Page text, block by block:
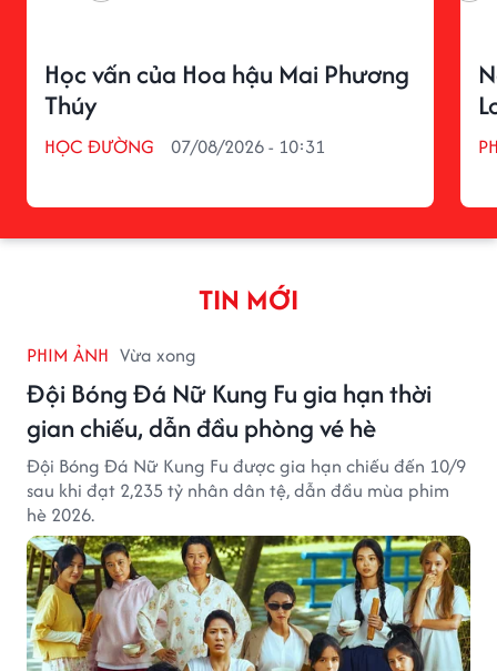
Học vấn của Hoa hậu Mai Phương
Thúy
HỌC ĐƯỜNG 07/08/2026 - 10:31
TIN MỚI
PHIM ẢNH Vừa xong
Đội Bóng Đá Nữ Kung Fu gia hạn thời
gian chiếu, dẫn đầu phòng vé hè
Đội Bóng Đá Nữ Kung Fu được gia hạn chiếu đến 10/9
sau khi đạt 2,235 tỷ nhân dân tệ, dẫn đầu mùa phim
hè 2026.